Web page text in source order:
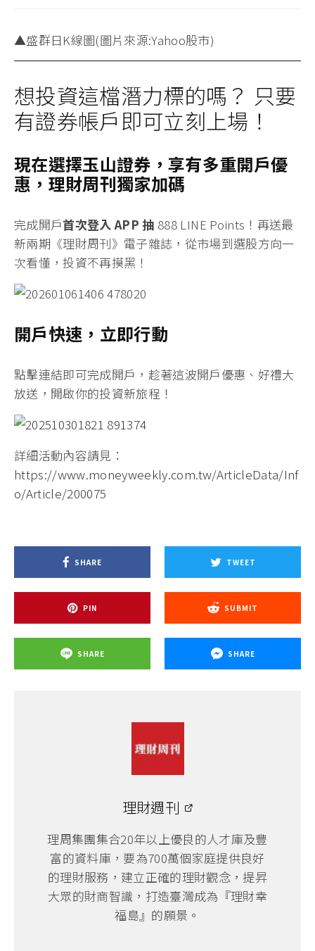
▲盛群日K線圖(圖片來源:Yahoo股市)
想投資這檔潛力標的嗎？ 只要
有證券帳戶即可立刻上場！
現在選擇玉山證券，享有多重開戶優
惠，理財周刊獨家加碼
完成開戶首次登入 APP 抽 888 LINE Points！ 再送最
新兩期《理財周刊》電子雜誌 ，從市場到選股方向一
次看懂，投資不再摸黑！
開戶快速，立即行動
點擊連結即可完成開戶 ，趁著這波開戶優惠、好禮大
放送，開啟你的投資新旅程！
詳細活動內容請見：
https://www.moneyweekly.com.tw/ArticleData/Inf
o/Article/200075
SHARE TWEET
PIN SUBMIT
SHARE SHARE
理財週刊
理周集團集合20年以上優良的人才庫及豐
富的資料庫，要為700萬個家庭提供良好
的理財服務，建立正確的理財觀念，提昇
大眾的財商智識，打造臺灣成為『理財幸
福島』的願景。